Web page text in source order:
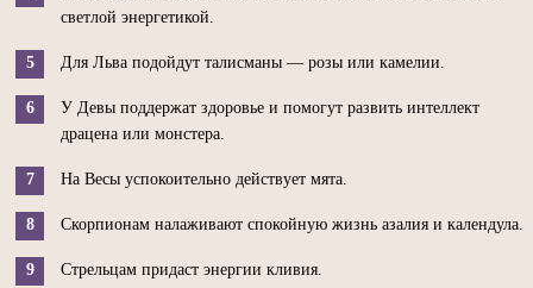
светлой энергетикой.
Для Льва подойдут талисманы — розы или камелии.
У Девы поддержат здоровье и помогут развить интеллект
драцена или монстера.
На Весы успокоительно действует мята.
Скорпионам налаживают спокойную жизнь азалия и календула.
Стрельцам придаст энергии кливия.